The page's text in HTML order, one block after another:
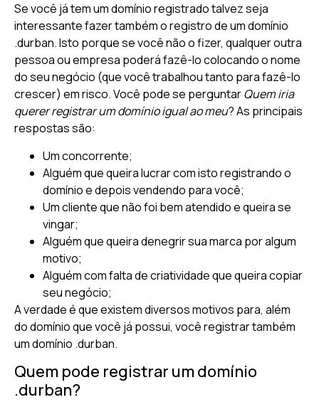
Se você já tem um domínio registrado talvez seja
interessante fazer também o registro de um domínio
.durban. Isto porque se você não o fizer, qualquer outra
pessoa ou empresa poderá fazê-lo colocando o nome
do seu negócio (que você trabalhou tanto para fazê-lo
crescer) em risco. Você pode se perguntarQuem iria
querer registrar um domínio igual ao meu? As principais
respostas são:
Um concorrente;
Alguém que queira lucrar com isto registrando o
domínio e depois vendendo para você;
Um cliente que não foi bem atendido e queira se
vingar;
Alguém que queira denegrir sua marca por algum
motivo;
Alguém com falta de criatividade que queira copiar
seu negócio;
A verdade é que existem diversos motivos para, além
do domínio que você já possui, você registrar também
um domínio .durban.
Quem pode registrar um domínio
.durban?